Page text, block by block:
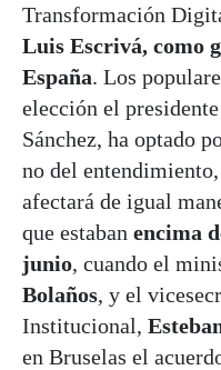
Transformación
Luis Escrivá, como
España. Los
elección el
Sánchez, ha optado
no del
afectará de igual
que estaban encima
junio, cuando el
Bolaños, y el
Institucional,
en Bruselas el